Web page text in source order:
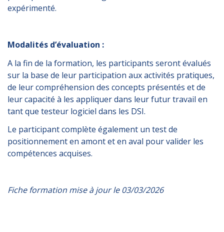
expérimenté.
Modalités d’évaluation :
A la fin de la formation, les participants seront évalués
sur la base de leur participation aux activités pratiques,
de leur compréhension des concepts présentés et de
leur capacité à les appliquer dans leur futur travail en
tant que testeur logiciel dans les DSI.
Le participant complète également un test de
positionnement en amont et en aval pour valider les
compétences acquises.
Fiche formation mise à jour le 03/03/2026